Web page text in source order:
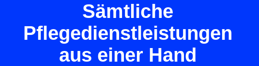
Sämtliche
Pflegedienstleistungen
aus einer Hand